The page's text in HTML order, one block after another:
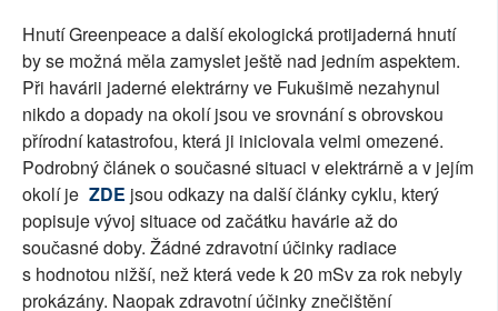
Hnutí Greenpeace a další ekologická protijaderná hnutí
by se možná měla zamyslet ještě nad jedním aspektem.
Při havárii jaderné elektrárny ve Fukušimě nezahynul
nikdo a dopady na okolí jsou ve srovnání s obrovskou
přírodní katastrofou, která ji iniciovala velmi omezené.
Podrobný článek o současné situaci v elektrárně a v jejím
okolí je ZDE jsou odkazy na další články cyklu, který
popisuje vývoj situace od začátku havárie až do
současné doby. Žádné zdravotní účinky radiace
s hodnotou nižší, než která vede k 20 mSv za rok nebyly
prokázány. Naopak zdravotní účinky znečištění